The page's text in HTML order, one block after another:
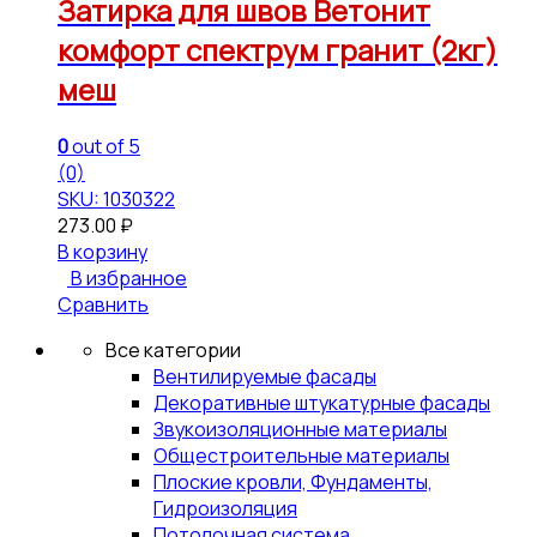
Затирка для швов Ветонит
комфорт спектрум гранит (2кг)
меш
0out of 5
(0)
SKU: 1030322
273.00 ₽
В корзину
В избранное
Сравнить
Все категории
Вентилируемые фасады
Декоративные штукатурные фасады
Звукоизоляционные материалы
Общестроительные материалы
Плоские кровли, Фундаменты,
Гидроизоляция